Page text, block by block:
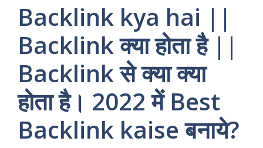
Backlink kya hai ||
Backlink क्या होता है ||
Backlink से क्या क्या
होता है। 2022 में Best
Backlink kaise बनाये?